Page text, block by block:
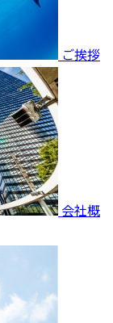
ご挨拶
会社概